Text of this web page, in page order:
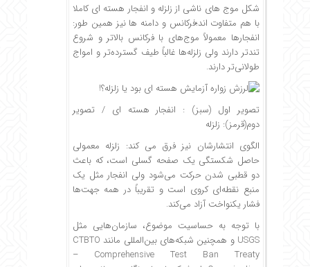
شکل موج های ناشی از زلزله و انفجار هسته ای کاملا
با هم متفاوت اند؛فرکانس و دامنه ها نیز همین طور:
انفجارها معمولاً موج‌های با فرکانس بالاتر و شروع
تندتر دارند ولی زلزله‌ها غالباً طیف گسترده‌تر و امواج
طولانی‌تر دارند.
تصویر اول (سبز) : انفجار هسته ای / تصویر
دوم(قرمز): زلزله
الگوی انتشارشان نیز فرق می کند: زلزله معمولی
حاصل شکستگی یک صفحه گسلی است، که باعث
دو قطبی شدن حرکت می‌شود ولی انفجار مثل یک
منبع نقطه‌ای کروی است و تقریباً در همه جهت‌ها
فشار یکنواخت آزاد می‌کند.
با توجه به حساسیت موضوع، سازمان‌هایی مثل
USGS و همچنین شبکه‌های بین‌المللی مانند CTBTO
– Comprehensive Test Ban Treaty